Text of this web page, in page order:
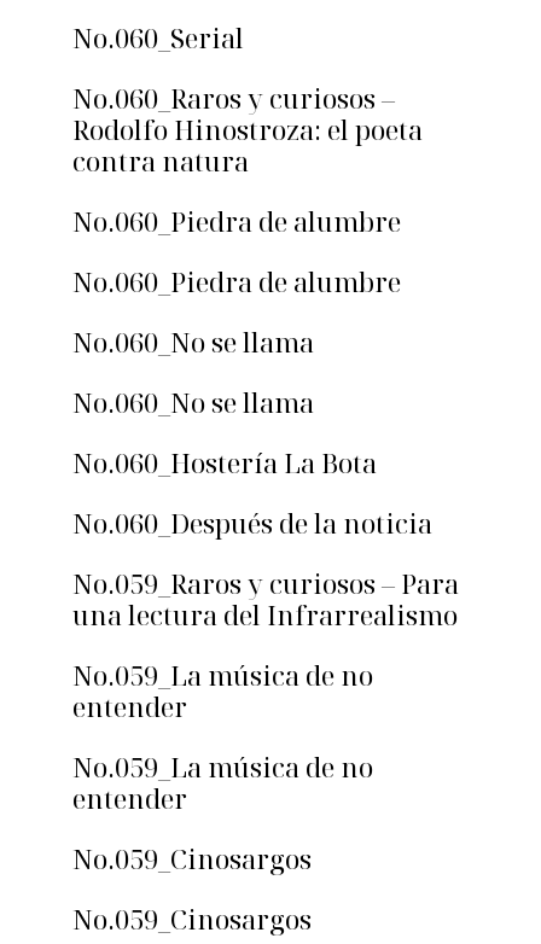
No.060_Serial
No.060_Raros y curiosos –
Rodolfo Hinostroza: el poeta
contra natura
No.060_Piedra de alumbre
No.060_Piedra de alumbre
No.060_No se llama
No.060_No se llama
No.060_Hostería La Bota
No.060_Después de la noticia
No.059_Raros y curiosos – Para
una lectura del Infrarrealismo
No.059_La música de no
entender
No.059_La música de no
entender
No.059_Cinosargos
No.059_Cinosargos